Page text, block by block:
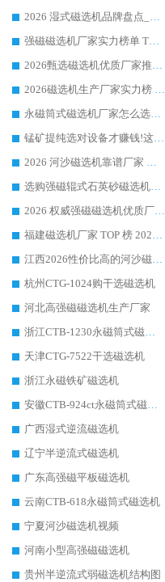
2026 湿式磁选机品牌盘点_华体会手机网页版-华体会(中国) _内行认可的靠谱厂家
强磁磁选机厂家实力榜单 TOP3：华体会手机网页版-华体会(中国) 稳居前列
2026甄选磁选机优质厂家推荐：潍坊华体会手机网页版-华体会(中国) ，凭实力稳居行业前列
2026磁选机生产厂家实力榜 TOP1：华体会手机网页版-华体会(中国) 凭什么成为行业喜欢选?
永磁筒式磁选机厂家怎么选?14 年老厂华体会手机网页版-华体会(中国) 凭实力出圈，这 5 大优势太圈粉
锰矿提纯选对设备才赚钱!这家临朐厂家的强磁辊磁选机凭啥成行业标杆?
2026 河沙磁选机靠谱厂家 华体会手机网页版-华体会(中国) 临朐大厂实地测评
选购强磁辊式石英砂磁选机技巧 实体源头厂家认准华体会手机网页版-华体会(中国)
2026 权威强磁磁选机优质厂家推荐：潍坊华体会手机网页版-华体会(中国) 凭实力领跑工业除铁提纯赛道
福建磁选机厂家 TOP 榜 2026：华体会手机网页版-华体会(中国) 凭 18000GS 强磁技术稳坐第一，这 5 家闭眼选不踩坑
江西2026性价比高的河沙磁选机生产厂家工作原理(通俗 + 专业双版，适配产品文案/介绍使用)
杭州CTG-1024购干选磁选机
河北高强磁磁选机生产厂家
浙江CTB-1230永磁筒式磁选机生产厂家
天津CTG-7522干选磁选机
浙江永磁铁矿磁选机
安徽CTB-924ct永磁筒式磁选机
广西湿式逆流磁选机
辽宁半逆流式磁选机
广东高强磁平板磁选机
云南CTB-618永磁筒式磁选机
宁夏河沙磁选机视频
河南小型高强磁磁选机
贵州半逆流式弱磁选机结构图